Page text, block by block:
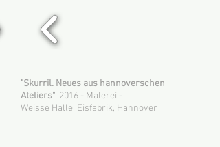
"Skurril. Neues aus hannoverschen
Ateliers", 2016 - Malerei -
Weisse Halle, Eisfabrik, Hannover